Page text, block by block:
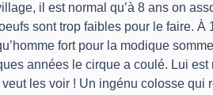
il est normal qu’à 8 ans on
sont trop faibles pour le faire. À
fort pour la modique
années le cirque a coulé. Lui
les voir ! Un ingénu colosse qui